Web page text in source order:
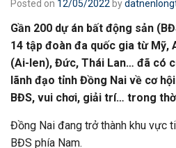
Posted on 12/05/2022 by
Gần 200 dự án bất động sản
14 tập đoàn đa quốc gia từ Mỹ,
(Ai-len), Đức, Thái Lan… đã có
lãnh đạo tỉnh Đồng Nai về cơ
BĐS, vui chơi, giải trí… trong
Đồng Nai đang trở thành khu vực
BĐS phía Nam.